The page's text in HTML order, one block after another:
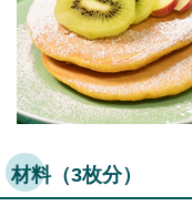
材料（3枚分）